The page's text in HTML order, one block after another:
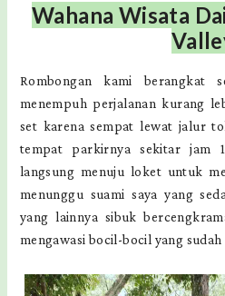
Wahana Wisata
Rombongan kami berangkat
menempuh perjalanan kurang
set karena sempat lewat jalur
tempat parkirnya sekitar jam
langsung menuju loket untuk
menunggu suami saya yang
yang lainnya sibuk
mengawasi bocil-bocil yang